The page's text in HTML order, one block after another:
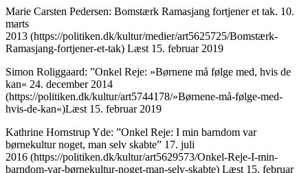
Marie Carsten Pedersen: Bomstærk Ramasjang fortjener et tak. 10.
marts
2013 (https://politiken.dk/kultur/medier/art5625725/Bomstærk-
Ramasjang-fortjener-et-tak) Læst 15. februar 2019
Simon Roliggaard: ”Onkel Reje: »Børnene må følge med, hvis de
kan« 24. december 2014
(https://politiken.dk/kultur/art5744178/»Børnene-må-følge-med-
hvis-de-kan«)Læst 15. februar 2019
Kathrine Hornstrup Yde: ”Onkel Reje: I min barndom var
børnekultur noget, man selv skabte” 17. juli
2016 (https://politiken.dk/kultur/art5629573/Onkel-Reje-I-min-
barndom-var-børnekultur-noget-man-selv-skabte) Læst 15. februar